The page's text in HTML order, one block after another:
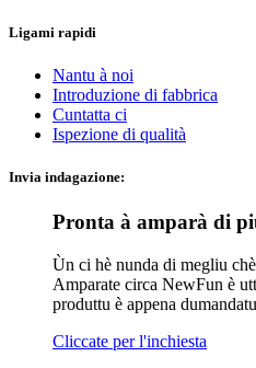
Ligami rapidi
Nantu à noi
Introduzione di fabbrica
Cuntatta ci
Ispezione di qualità
Invia indagazione:
Pronta à amparà di
Ùn ci hè nunda di megliu
Amparate circa NewFun è
produttu è appena
Cliccate per l'inchiesta